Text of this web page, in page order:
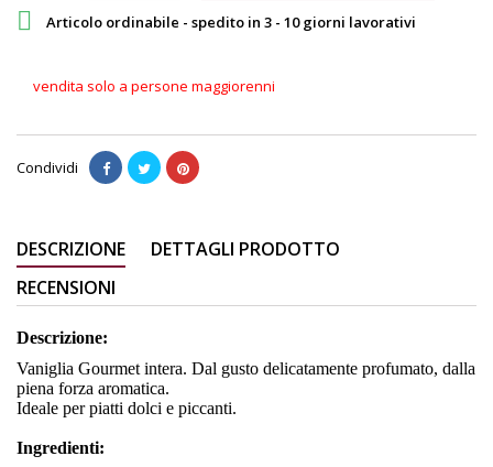
 Articolo ordinabile - spedito in 3 - 10 giorni lavorativi
vendita solo a persone maggiorenni
Condividi
DESCRIZIONE
DETTAGLI PRODOTTO
RECENSIONI
Descrizione:
Vaniglia Gourmet intera. Dal gusto delicatamente profumato, dalla
piena forza aromatica.
Ideale per piatti dolci e piccanti.
Ingredienti: